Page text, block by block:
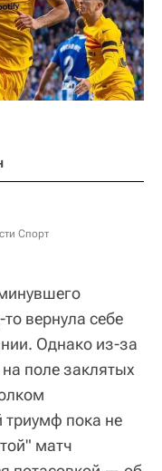
Спорт
вернула себе
Однако из-за
поле заклятых
триумф пока не
матч